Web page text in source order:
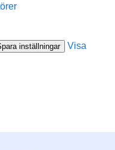
inställningar
Visa